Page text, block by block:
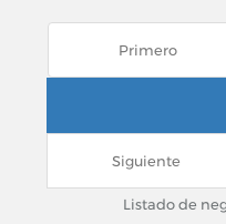
Primero
Siguiente
Listado de